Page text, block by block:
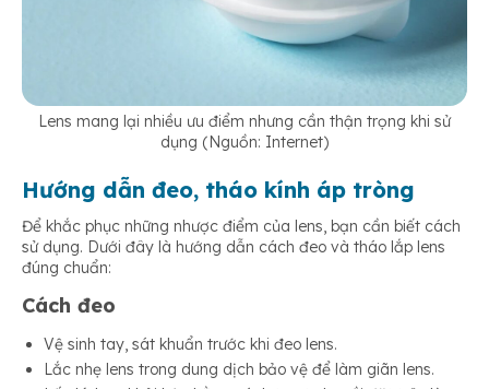
Lens mang lại nhiều ưu điểm nhưng cần thận trọng khi sử
dụng (Nguồn: Internet)
Hướng dẫn đeo, tháo kính áp tròng
Để khắc phục những nhược điểm của lens, bạn cần biết cách
sử dụng. Dưới đây là hướng dẫn cách đeo và tháo lắp lens
đúng chuẩn:
Cách đeo
Vệ sinh tay, sát khuẩn trước khi đeo lens.
Lắc nhẹ lens trong dung dịch bảo vệ để làm giãn lens.